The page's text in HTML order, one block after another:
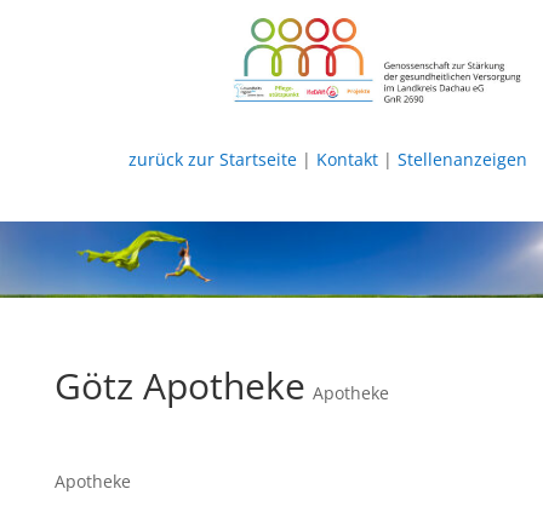
zurück zur Startseite| Kontakt| Stellenanzeigen
Götz Apotheke Apotheke
Apotheke